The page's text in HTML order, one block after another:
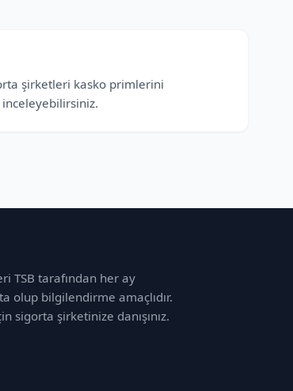
şirketleri kasko primlerini
TSB tarafından her ay
olup bilgilendirme amaçlıdır.
sigorta şirketinize danışınız.